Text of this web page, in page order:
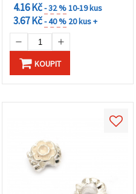
4.16 Kč- 32 %10-19 kus
3.67 Kč- 40 % 20 kus +
KOUPIT